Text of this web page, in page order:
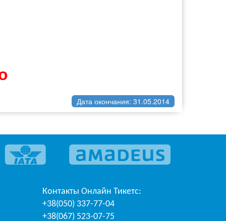
Дата окончания: 31.05.2014
Контакты Онлайн Тикетс:
+38(050) 337-77-04
+38(067) 523-07-75